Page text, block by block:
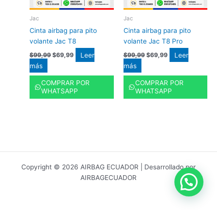
Jac
Cinta airbag para pito
volante Jac T8
$99,99 $69,99
Leer
más
COMPRAR POR
WHATSAPP
Jac
Cinta airbag para pito
volante Jac T8 Pro
$99,99 $69,99
Leer
más
COMPRAR POR
WHATSAPP
Copyright © 2026 AIRBAG ECUADOR | Desarrollado por
AIRBAGECUADOR